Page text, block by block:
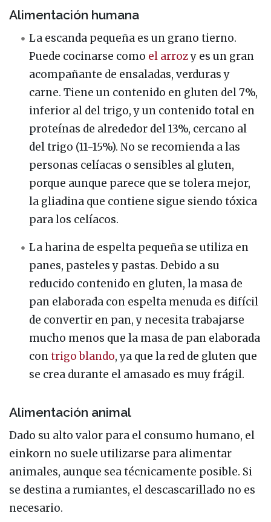
Alimentación humana
La escanda pequeña es un grano tierno.
Puede cocinarse como el arrozy es un gran
acompañante de ensaladas, verduras y
carne. Tiene un contenido en gluten del 7%,
inferior al del trigo, y un contenido total en
proteínas de alrededor del 13%, cercano al
del trigo (11-15%). No se recomienda a las
personas celíacas o sensibles al gluten,
porque aunque parece que se tolera mejor,
la gliadina que contiene sigue siendo tóxica
para los celíacos.
La harina de espelta pequeña se utiliza en
panes, pasteles y pastas. Debido a su
reducido contenido en gluten, la masa de
pan elaborada con espelta menuda es difícil
de convertir en pan, y necesita trabajarse
mucho menos que la masa de pan elaborada
contrigo blando, ya que la red de gluten que
se crea durante el amasado es muy frágil.
Alimentación animal
Dado su alto valor para el consumo humano, el
einkorn no suele utilizarse para alimentar
animales, aunque sea técnicamente posible. Si
se destina a rumiantes, el descascarillado no es
necesario.